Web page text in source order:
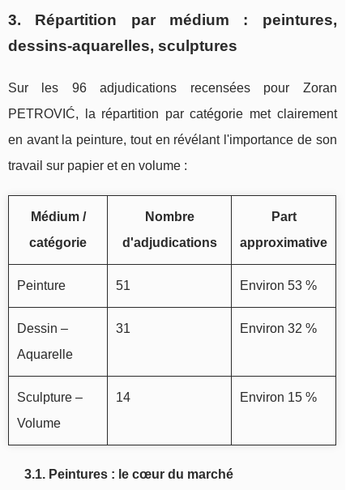
3. Répartition par médium : peintures,
dessins‑aquarelles, sculptures
Sur les 96 adjudications recensées pour Zoran
PETROVIĆ, la répartition par catégorie met clairement
en avant la peinture, tout en révélant l'importance de son
travail sur papier et en volume :
Médium /
catégorie
Nombre
d'adjudications
Part
approximative
Peinture 51 Environ 53 %
Dessin –
Aquarelle
31 Environ 32 %
Sculpture –
Volume
14 Environ 15 %
3.1. Peintures : le cœur du marché